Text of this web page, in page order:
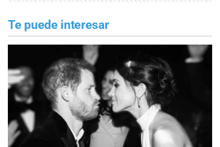
Te puede interesar